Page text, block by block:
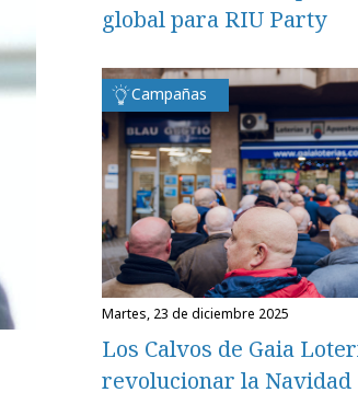
global para RIU Party
Campañas
martes, 23 de diciembre 2025
Los Calvos de Gaia
revolucionar la Navidad